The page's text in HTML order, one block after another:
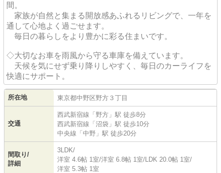
間。
家族が自然と集まる開放感あふれるリビングで、一年を
通して心地よく過ごせます。
毎日の暮らしをより豊かに彩る住まいです。
◇大切なお車を雨風から守る車庫を備えています。
天候を気にせず乗り降りしやすく、毎日のカーライフを
快適にサポート。
所在地 東京都中野区野方 ３丁目
交通
西武新宿線 「野方 」駅 徒歩8分
西武新宿線 「沼袋 」駅 徒歩10分
中央線 「中野 」駅 徒歩20分
間取り/
詳細
3LDK/
洋室 4.6帖 1室/洋室 6.8帖 1室/LDK 20.0帖 1室/
洋室 5.3帖 1室